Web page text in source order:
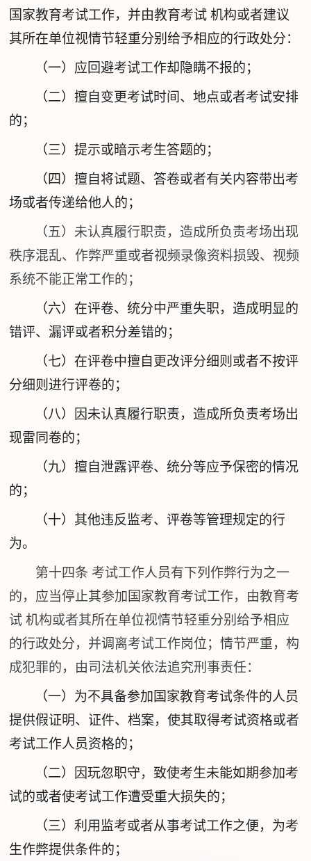
国家教育考试工作，并由教育考试 机构或者建议
其所在单位视情节轻重分别给予相应的行政处分：
（一）应回避考试工作却隐瞒不报的；
（二）擅自变更考试时间、地点或者考试安排
的；
（三）提示或暗示考生答题的；
（四）擅自将试题、答卷或者有关内容带出考
场或者传递给他人的；
（五）未认真履行职责，造成所负责考场出现
秩序混乱、作弊严重或者视频录像资料损毁、视频
系统不能正常工作的；
（六）在评卷、统分中严重失职，造成明显的
错评、漏评或者积分差错的；
（七）在评卷中擅自更改评分细则或者不按评
分细则进行评卷的；
（八）因未认真履行职责，造成所负责考场出
现雷同卷的；
（九）擅自泄露评卷、统分等应予保密的情况
的；
（十）其他违反监考、评卷等管理规定的行
为。
第十四条 考试工作人员有下列作弊行为之一
的，应当停止其参加国家教育考试工作，由教育考
试 机构或者其所在单位视情节轻重分别给予相应
的行政处分，并调离考试工作岗位；情节严重，构
成犯罪的，由司法机关依法追究刑事责任：
（一）为不具备参加国家教育考试条件的人员
提供假证明、证件、档案，使其取得考试资格或者
考试工作人员资格的；
（二）因玩忽职守，致使考生未能如期参加考
试的或者使考试工作遭受重大损失的；
（三）利用监考或者从事考试工作之便，为考
生作弊提供条件的；